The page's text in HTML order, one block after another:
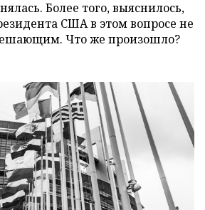
Более того, выяснилось,
США в этом вопросе не
Что же произошло?